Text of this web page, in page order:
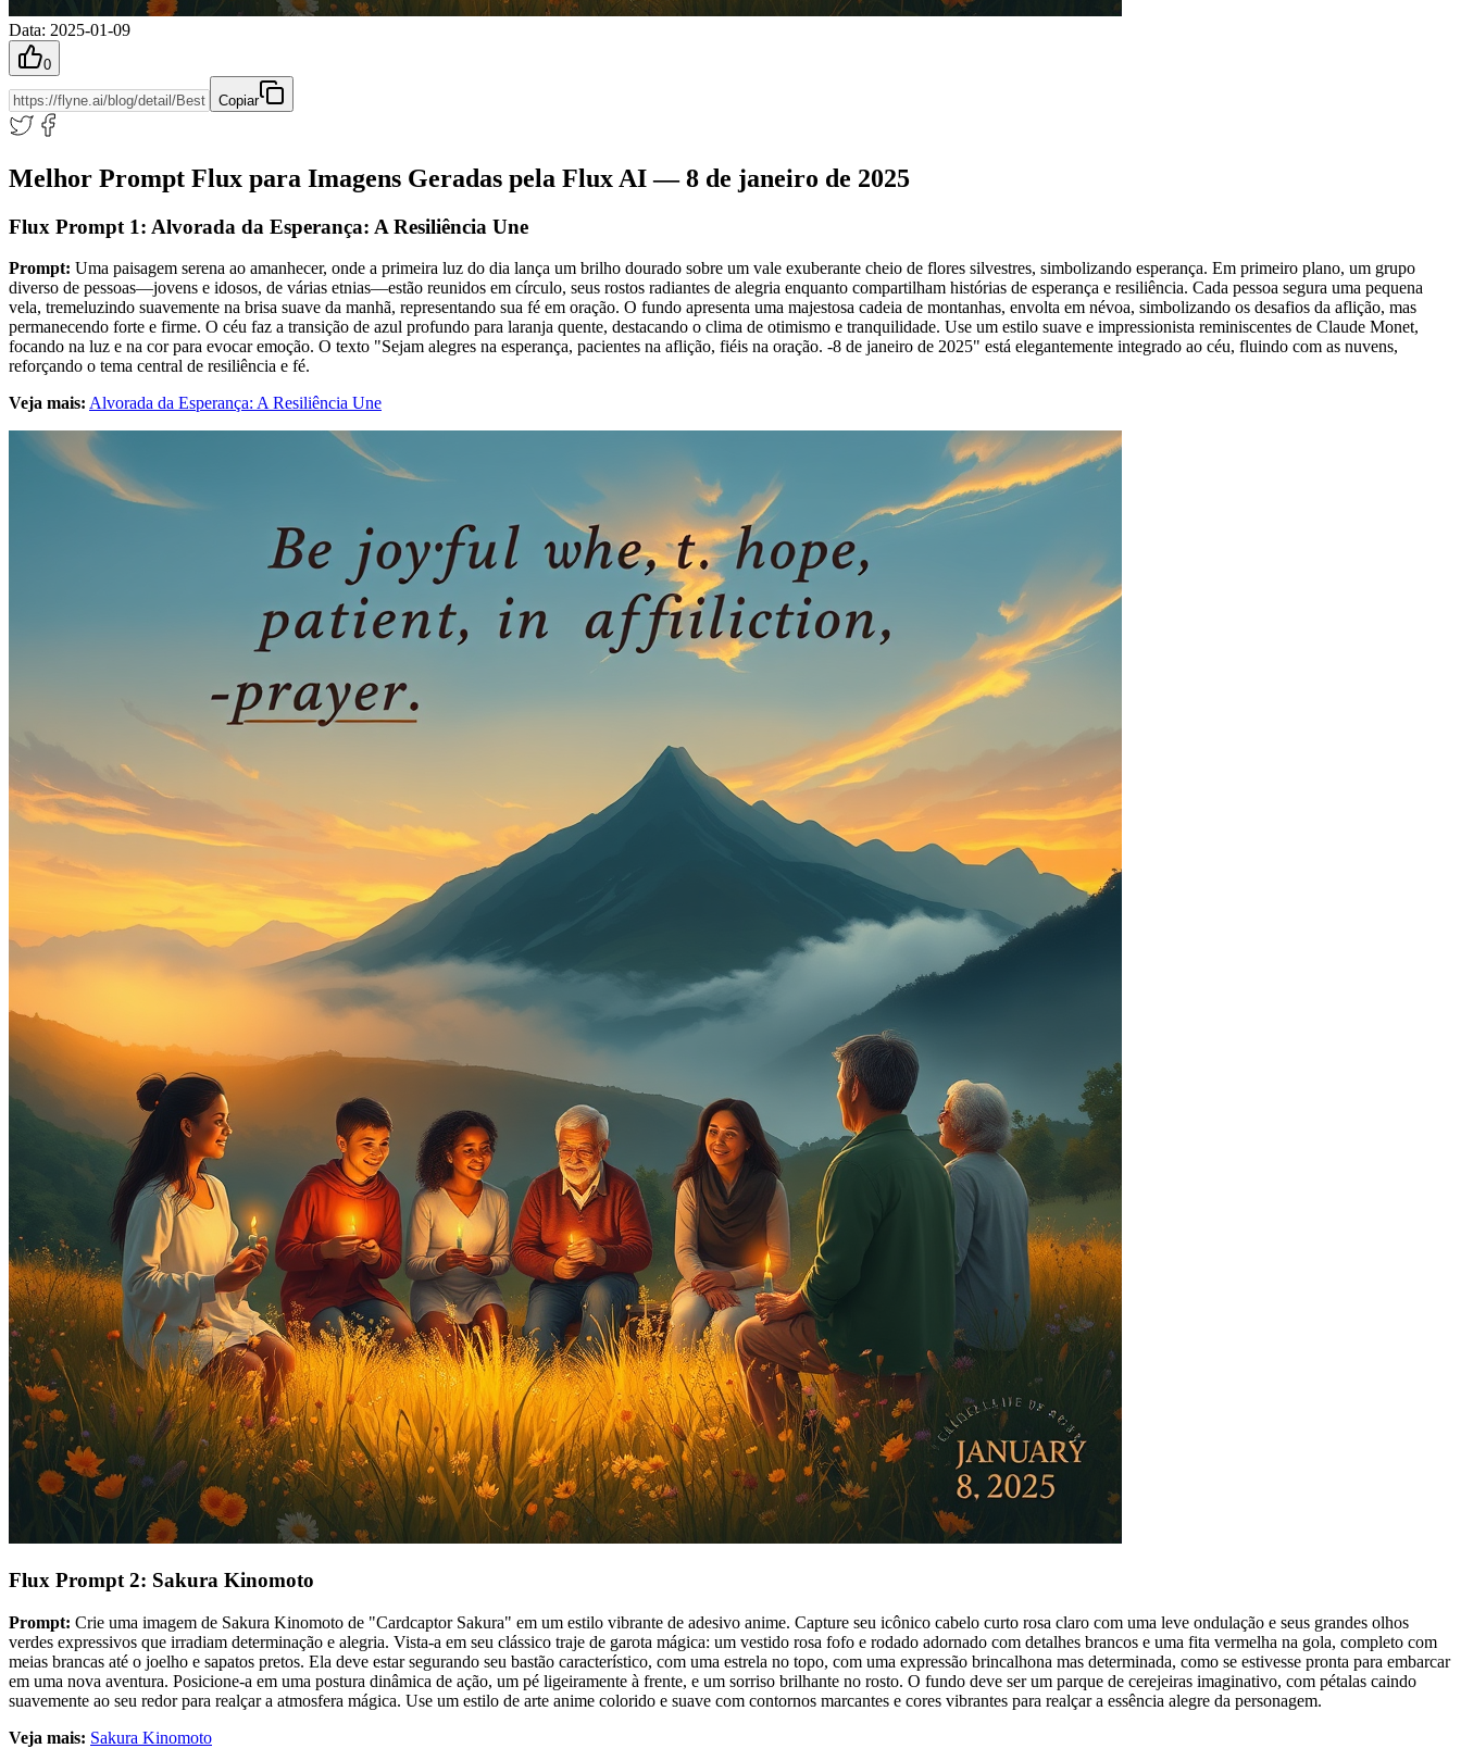
Data: 2025-01-09
0
Copiar
Melhor Prompt Flux para Imagens Geradas pela Flux AI — 8 de janeiro de 2025
Flux Prompt 1: Alvorada da Esperança: A Resiliência Une
Prompt: Uma paisagem serena ao amanhecer, onde a primeira luz do dia lança um brilho dourado sobre um vale exuberante cheio de flores silvestres, simbolizando esperança. Em primeiro plano, um grupo
diverso de pessoas—jovens e idosos, de várias etnias—estão reunidos em círculo, seus rostos radiantes de alegria enquanto compartilham histórias de esperança e resiliência. Cada pessoa segura uma pequena
vela, tremeluzindo suavemente na brisa suave da manhã, representando sua fé em oração. O fundo apresenta uma majestosa cadeia de montanhas, envolta em névoa, simbolizando os desafios da aflição, mas
permanecendo forte e firme. O céu faz a transição de azul profundo para laranja quente, destacando o clima de otimismo e tranquilidade. Use um estilo suave e impressionista reminiscentes de Claude Monet,
focando na luz e na cor para evocar emoção. O texto "Sejam alegres na esperança, pacientes na aflição, fiéis na oração. -8 de janeiro de 2025" está elegantemente integrado ao céu, fluindo com as nuvens,
reforçando o tema central de resiliência e fé.
Veja mais: Alvorada da Esperança: A Resiliência Une
Flux Prompt 2: Sakura Kinomoto
Prompt: Crie uma imagem de Sakura Kinomoto de "Cardcaptor Sakura" em um estilo vibrante de adesivo anime. Capture seu icônico cabelo curto rosa claro com uma leve ondulação e seus grandes olhos
verdes expressivos que irradiam determinação e alegria. Vista-a em seu clássico traje de garota mágica: um vestido rosa fofo e rodado adornado com detalhes brancos e uma fita vermelha na gola, completo com
meias brancas até o joelho e sapatos pretos. Ela deve estar segurando seu bastão característico, com uma estrela no topo, com uma expressão brincalhona mas determinada, como se estivesse pronta para embarcar
em uma nova aventura. Posicione-a em uma postura dinâmica de ação, um pé ligeiramente à frente, e um sorriso brilhante no rosto. O fundo deve ser um parque de cerejeiras imaginativo, com pétalas caindo
suavemente ao seu redor para realçar a atmosfera mágica. Use um estilo de arte anime colorido e suave com contornos marcantes e cores vibrantes para realçar a essência alegre da personagem.
Veja mais: Sakura Kinomoto